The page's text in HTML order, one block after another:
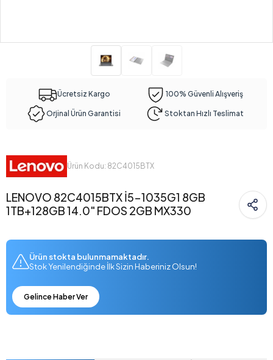
Ücretsiz Kargo 100% Güvenli Alışveriş
Orjinal Ürün Garantisi Stoktan Hızlı Teslimat
Ürün Kodu: 82C4015BTX
LENOVO 82C4015BTX İ5-1035G1 8GB
1TB+128GB 14.0" FDOS 2GB MX330
Ürün stokta bulunmamaktadır.
Stok Yenilendiğinde İlk Sizin Haberiniz Olsun!
Gelince Haber Ver